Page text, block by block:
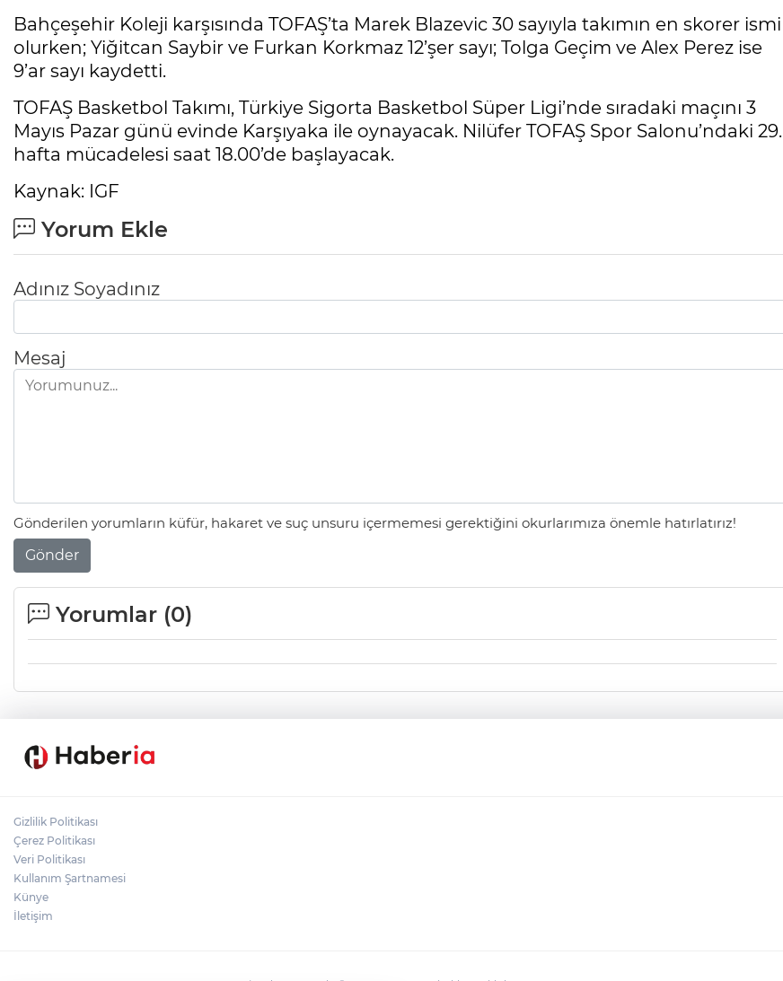
Bahçeşehir Koleji karşısında TOFAŞ’ta Marek Blazevic 30 sayıyla takımın en skorer ismi
olurken; Yiğitcan Saybir ve Furkan Korkmaz 12’şer sayı; Tolga Geçim ve Alex Perez ise
9’ar sayı kaydetti.
TOFAŞ Basketbol Takımı, Türkiye Sigorta Basketbol Süper Ligi’nde sıradaki maçını 3
Mayıs Pazar günü evinde Karşıyaka ile oynayacak. Nilüfer TOFAŞ Spor Salonu’ndaki 29.
hafta mücadelesi saat 18.00’de başlayacak.
Kaynak: IGF
Yorum Ekle
Adınız Soyadınız
Mesaj
Gönderilen yorumların küfür, hakaret ve suç unsuru içermemesi gerektiğini okurlarımıza önemle hatırlatırız!
Gönder
Yorumlar (0)
Gizlilik Politikası
Çerez Politikası
Veri Politikası
Kullanım Şartnamesi
Künye
İletişim